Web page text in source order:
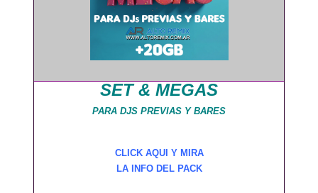
SET & MEGAS
PARA DJS PREVIAS Y BARES
CLICK AQUI Y MIRA
LA INFO DEL PACK